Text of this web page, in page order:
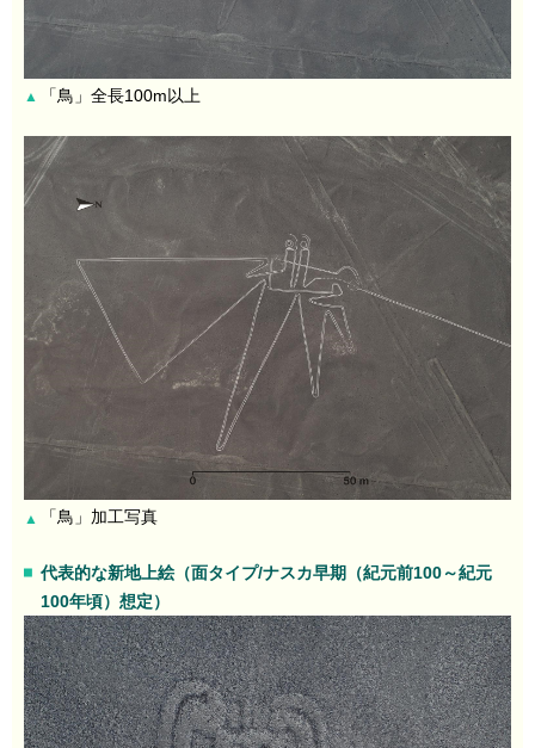
▲ 「鳥」全長100m以上
▲ 「鳥」加工写真
代表的な新地上絵（面タイプ/ナスカ早期（紀元前100～紀元
100年頃）想定）